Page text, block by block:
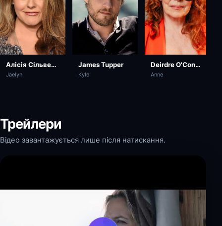
Алісія Сільверстоун
Jaelyn
James Tupper
Kyle
Deirdre O'Connell
Anne
Трейлери
Відео завантажується лише після натискання.